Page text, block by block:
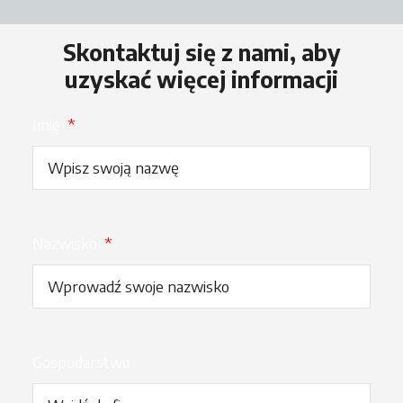
Skontaktuj się z nami, aby
uzyskać więcej informacji
*
*